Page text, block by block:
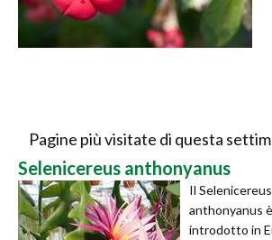
Pagine più visitate di questa
Selenicereus anthonyanus
Il Selenicereus
anthonyanus
introdotto in